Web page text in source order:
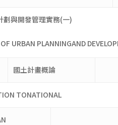
劃與開發管理實務(一)
URBAN PLANNINGAND
國土計畫概論
TONATIONAL